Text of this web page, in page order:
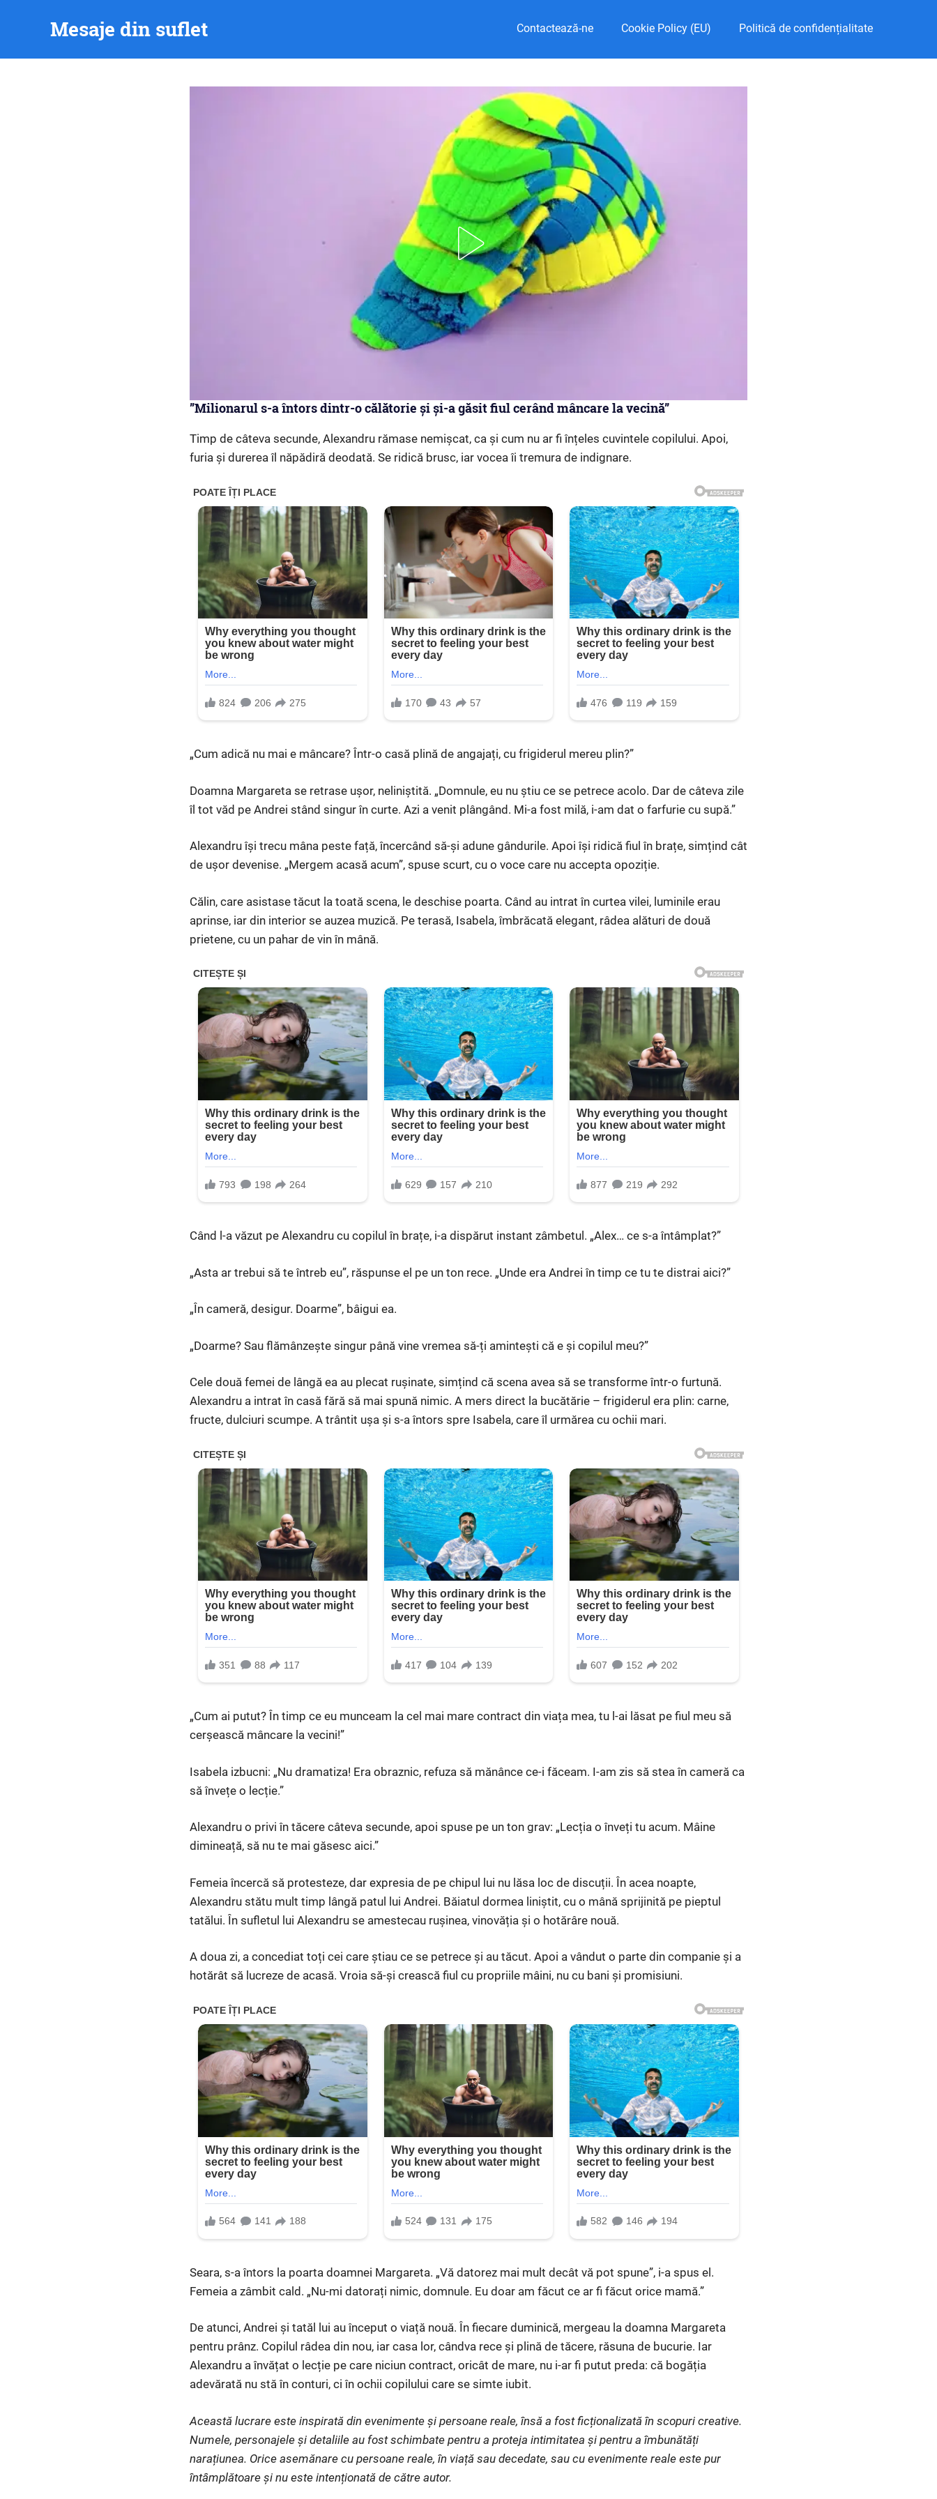
Mesaje din suflet Contactează-ne Cookie Policy (EU) Politică de confidențialitate
”Milionarul s-a întors dintr-o călătorie și și-a găsit fiul cerând mâncare la vecină”
Timp de câteva secunde, Alexandru rămase nemișcat, ca și cum nu ar fi înțeles cuvintele copilului. Apoi,
furia și durerea îl năpădiră deodată. Se ridică brusc, iar vocea îi tremura de indignare.
„Cum adică nu mai e mâncare? Într-o casă plină de angajați, cu frigiderul mereu plin?”
Doamna Margareta se retrase ușor, neliniștită. „Domnule, eu nu știu ce se petrece acolo. Dar de câteva zile
îl tot văd pe Andrei stând singur în curte. Azi a venit plângând. Mi-a fost milă, i-am dat o farfurie cu supă.”
Alexandru își trecu mâna peste față, încercând să-și adune gândurile. Apoi își ridică fiul în brațe, simțind cât
de ușor devenise. „Mergem acasă acum”, spuse scurt, cu o voce care nu accepta opoziție.
Călin, care asistase tăcut la toată scena, le deschise poarta. Când au intrat în curtea vilei, luminile erau
aprinse, iar din interior se auzea muzică. Pe terasă, Isabela, îmbrăcată elegant, râdea alături de două
prietene, cu un pahar de vin în mână.
Când l-a văzut pe Alexandru cu copilul în brațe, i-a dispărut instant zâmbetul. „Alex… ce s-a întâmplat?”
„Asta ar trebui să te întreb eu”, răspunse el pe un ton rece. „Unde era Andrei în timp ce tu te distrai aici?”
„În cameră, desigur. Doarme”, bâigui ea.
„Doarme? Sau flămânzește singur până vine vremea să-ți amintești că e și copilul meu?”
Cele două femei de lângă ea au plecat rușinate, simțind că scena avea să se transforme într-o furtună.
Alexandru a intrat în casă fără să mai spună nimic. A mers direct la bucătărie – frigiderul era plin: carne,
fructe, dulciuri scumpe. A trântit ușa și s-a întors spre Isabela, care îl urmărea cu ochii mari.
„Cum ai putut? În timp ce eu munceam la cel mai mare contract din viața mea, tu l-ai lăsat pe fiul meu să
cerșească mâncare la vecini!”
Isabela izbucni: „Nu dramatiza! Era obraznic, refuza să mănânce ce-i făceam. I-am zis să stea în cameră ca
să învețe o lecție.”
Alexandru o privi în tăcere câteva secunde, apoi spuse pe un ton grav: „Lecția o înveți tu acum. Mâine
dimineață, să nu te mai găsesc aici.”
Femeia încercă să protesteze, dar expresia de pe chipul lui nu lăsa loc de discuții. În acea noapte,
Alexandru stătu mult timp lângă patul lui Andrei. Băiatul dormea liniștit, cu o mână sprijinită pe pieptul
tatălui. În sufletul lui Alexandru se amestecau rușinea, vinovăția și o hotărâre nouă.
A doua zi, a concediat toți cei care știau ce se petrece și au tăcut. Apoi a vândut o parte din companie și a
hotărât să lucreze de acasă. Vroia să-și crească fiul cu propriile mâini, nu cu bani și promisiuni.
Seara, s-a întors la poarta doamnei Margareta. „Vă datorez mai mult decât vă pot spune”, i-a spus el.
Femeia a zâmbit cald. „Nu-mi datorați nimic, domnule. Eu doar am făcut ce ar fi făcut orice mamă.”
De atunci, Andrei și tatăl lui au început o viață nouă. În fiecare duminică, mergeau la doamna Margareta
pentru prânz. Copilul râdea din nou, iar casa lor, cândva rece și plină de tăcere, răsuna de bucurie. Iar
Alexandru a învățat o lecție pe care niciun contract, oricât de mare, nu i-ar fi putut preda: că bogăția
adevărată nu stă în conturi, ci în ochii copilului care se simte iubit.
Această lucrare este inspirată din evenimente și persoane reale, însă a fost ficționalizată în scopuri creative.
Numele, personajele și detaliile au fost schimbate pentru a proteja intimitatea și pentru a îmbunătăți
narațiunea. Orice asemănare cu persoane reale, în viață sau decedate, sau cu evenimente reale este pur
întâmplătoare și nu este intenționată de către autor.